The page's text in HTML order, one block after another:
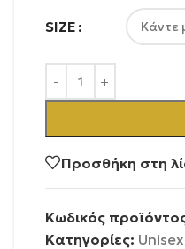
SIZE
Προσθήκη στη
Κωδικός
Κατηγορίες: Unisex